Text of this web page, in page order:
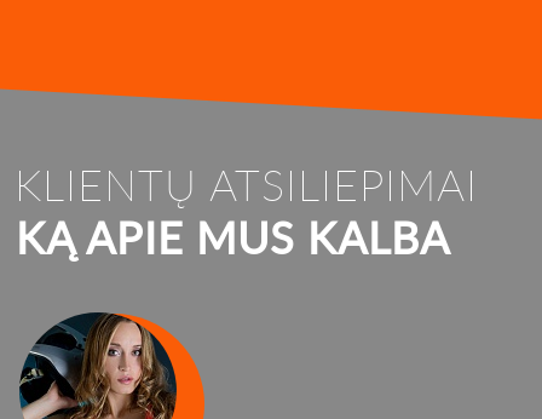
KLIENTŲ ATSILIEPIMAI
KĄ APIE MUS KALBA